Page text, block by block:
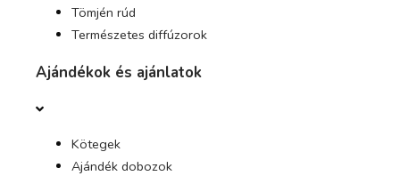
Tömjén rúd
Természetes diffúzorok
Ajándékok és ajánlatok
Kötegek
Ajándék dobozok